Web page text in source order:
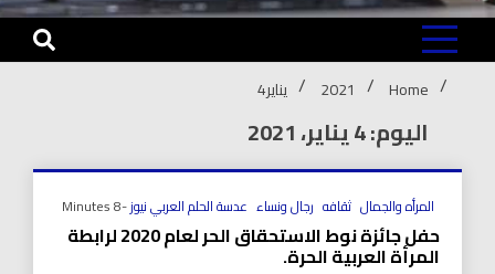
Home
2021 يناير4
اليوم: 4 يناير، 2021
المرأه والجمال ثقافه رجال ونساء عدسة الحلم العربي نيوز-8 Minutes
حفل جائزة نوط الاستحقاق الحر لعام 2020 لرابطة
المرأة العربية الحرة.